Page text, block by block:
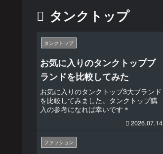
タンクトップ
タンクトップ
お気に入りのタンクトップブ
ランドを比較してみた
お気に入りのタンクトップ3大ブランド
を比較してみました。タンクトップ購
入の参考になれば幸いです＊
2026.07.14
ファッション